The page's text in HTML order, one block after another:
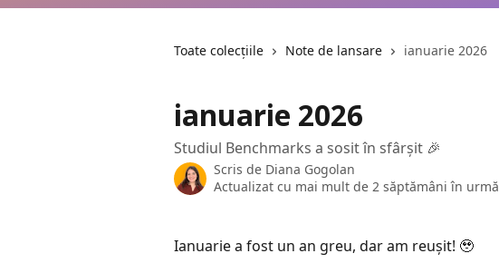
Toate colecțiile Note de lansare ianuarie 2026
ianuarie 2026
Studiul Benchmarks a sosit în sfârșit 🎉
Scris de Diana Gogolan
Actualizat cu mai mult de 2 săptămâni în urmă
Ianuarie a fost un an greu, dar am reușit! 🥹